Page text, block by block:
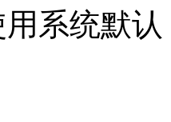
系统默认